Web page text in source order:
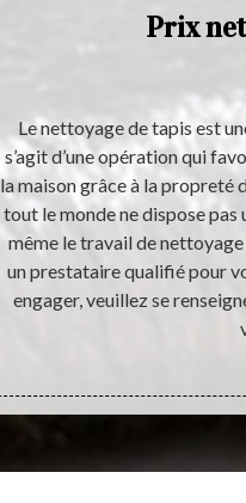
Prix
Le nettoyage de tapis est
s’agit d’une opération qui
la maison grâce à la propreté
tout le monde ne dispose
même le travail de
un prestataire qualifié pour
engager, veuillez se